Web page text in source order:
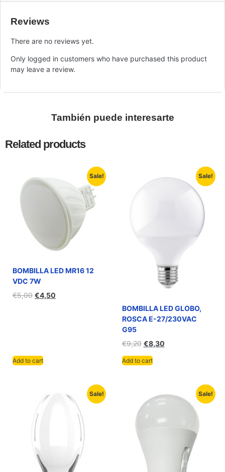
Reviews
There are no reviews yet.
Only logged in customers who have purchased this product
may leave a review.
También puede interesarte
Related products
Sale!
BOMBILLA LED MR16 12
VDC 7W
€5,00 €4,50
Add to cart
Sale!
BOMBILLA LED GLOBO,
ROSCA E-27/230VAC
G95
€9,20 €8,30
Add to cart
Sale! Sale!